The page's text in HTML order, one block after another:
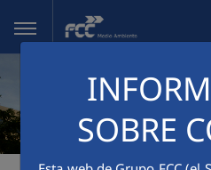
Saut au contenu principal
SOBRE